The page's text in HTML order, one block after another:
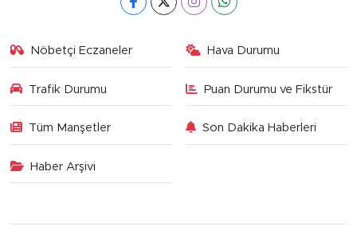
Nöbetçi Eczaneler Hava Durumu
Trafik Durumu Puan Durumu ve Fikstür
Tüm Manşetler Son Dakika Haberleri
Haber Arşivi